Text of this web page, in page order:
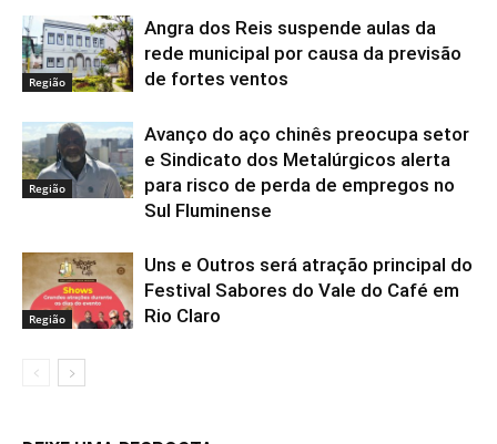
Região
Angra dos Reis suspende aulas da
rede municipal por causa da previsão
de fortes ventos
Região
Avanço do aço chinês preocupa setor
e Sindicato dos Metalúrgicos alerta
para risco de perda de empregos no
Sul Fluminense
Região
Uns e Outros será atração principal do
Festival Sabores do Vale do Café em
Rio Claro